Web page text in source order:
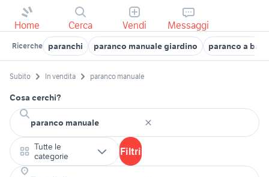
Home Cerca Vendi Messaggi
Ricerche paranchi paranco manuale giardino paranco a
Subito In vendita paranco manuale
Cosa cerchi?
Tutte le
categorie
Filtri